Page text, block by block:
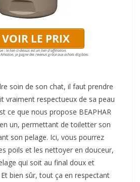
VOIR LE PRIX
: le lien ci-dessus est un lien d'affiliation.
je gagne des revenus grâce aux achats éligibles.
soin de son chat, il faut prendre
vraiment respectueux de sa peau
ce que nous propose BEAPHAR
un, permettant de toiletter son
son pelage. Ici, vous pourrez
poils et les nettoyer en douceur,
qui soit au final doux et
bien sûr, tout ça en respectant